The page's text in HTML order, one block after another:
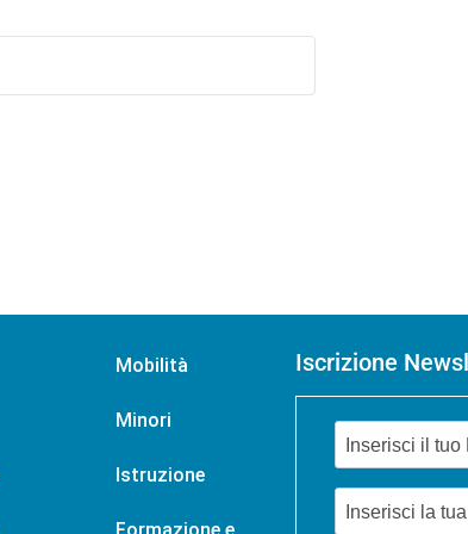
Mobilità
Minori
Istruzione
Iscrizione